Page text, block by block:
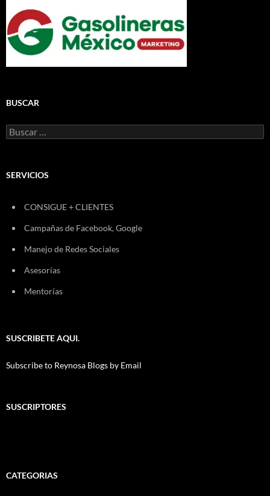
BUSCAR
Buscar:
SERVICIOS
CONSIGUE + CLIENTES
Campañas de Facebook, Google
Manejo de Redes Sociales
Asesorías
Mentorías
SUSCRIBETE AQUI.
Subscribe to Reynosa Blogs by Email
SUSCRIPTORES
CATEGORIAS